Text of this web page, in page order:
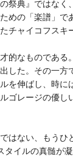
祭典』ではな
めの「楽譜」
チャイコフスキ
的なものであ
した。その一
を伸ばし、時
ゴレージの優
はない、もう
イルの真髄が